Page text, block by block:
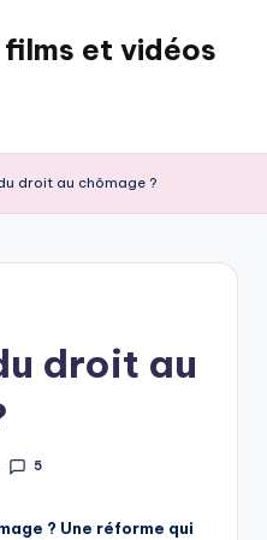
et vidéos
droit au chômage ?
droit au
5
? Une réforme qui